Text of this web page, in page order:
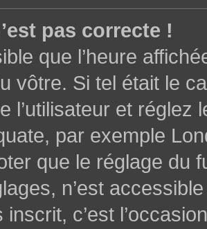
pas correcte !
que l’heure
vôtre. Si tel était le
l’utilisateur et
par exemple
que le réglage du
n’est
inscrit, c’est